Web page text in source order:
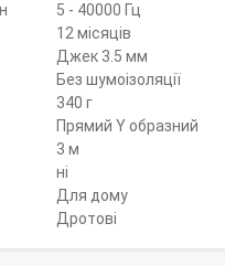
5 - 40000 Гц
12 місяців
Джек 3.5 мм
Без шумоізоляції
340 г
Прямий Y образний
3 м
ні
Для дому
Дротові